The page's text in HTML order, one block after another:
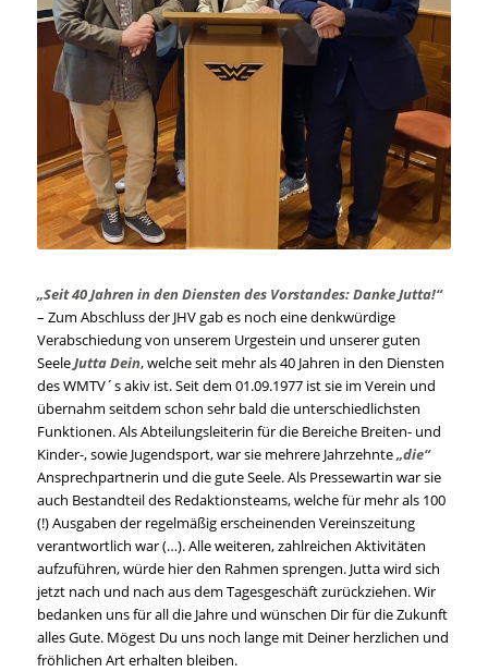
„Seit 40 Jahren in den Diensten des Vorstandes: Danke Jutta!“
– Zum Abschluss der JHV gab es noch eine denkwürdige
Verabschiedung von unserem Urgestein und unserer guten
SeeleJutta Dein, welche seit mehr als 40 Jahren in den Diensten
des WMTV´s akiv ist. Seit dem 01.09.1977 ist sie im Verein und
übernahm seitdem schon sehr bald die unterschiedlichsten
Funktionen. Als Abteilungsleiterin für die Bereiche Breiten- und
Kinder-, sowie Jugendsport, war sie mehrere Jahrzehnte„die“
Ansprechpartnerin und die gute Seele. Als Pressewartin war sie
auch Bestandteil des Redaktionsteams, welche für mehr als 100
(!) Ausgaben der regelmäßig erscheinenden Vereinszeitung
verantwortlich war (…). Alle weiteren, zahlreichen Aktivitäten
aufzuführen, würde hier den Rahmen sprengen. Jutta wird sich
jetzt nach und nach aus dem Tagesgeschäft zurückziehen. Wir
bedanken uns für all die Jahre und wünschen Dir für die Zukunft
alles Gute. Mögest Du uns noch lange mit Deiner herzlichen und
fröhlichen Art erhalten bleiben.